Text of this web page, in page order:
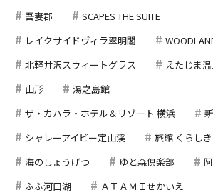
吾妻郡
SCAPES THE SUITE
レイクサイドヴィラ翠明閣
北軽井沢スウィートグラス
えたじま
山形
湯之島館
ザ・カハラ・ホテル＆リゾート 横浜
シャレーアイビー定山渓
旅館 くらしき
海のしょうげつ
ゆと森倶楽部
ふふ河口湖
ＡＴＡＭＩせかいえ